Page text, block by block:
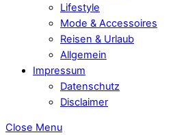
Lifestyle
Mode & Accessoires
Reisen & Urlaub
Allgemein
Impressum
Datenschutz
Disclaimer
Close Menu